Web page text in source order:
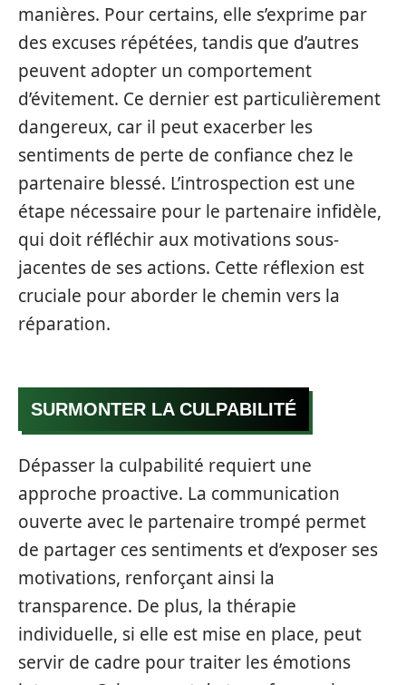
manières. Pour certains, elle s’exprime par
des excuses répétées, tandis que d’autres
peuvent adopter un comportement
d’évitement. Ce dernier est particulièrement
dangereux, car il peut exacerber les
sentiments de perte de confiance chez le
partenaire blessé. L’introspection est une
étape nécessaire pour le partenaire infidèle,
qui doit réfléchir aux motivations sous-
jacentes de ses actions. Cette réflexion est
cruciale pour aborder le chemin vers la
réparation.
SURMONTER LA CULPABILITÉ
Dépasser la culpabilité requiert une
approche proactive. La communication
ouverte avec le partenaire trompé permet
de partager ces sentiments et d’exposer ses
motivations, renforçant ainsi la
transparence. De plus, la thérapie
individuelle, si elle est mise en place, peut
servir de cadre pour traiter les émotions